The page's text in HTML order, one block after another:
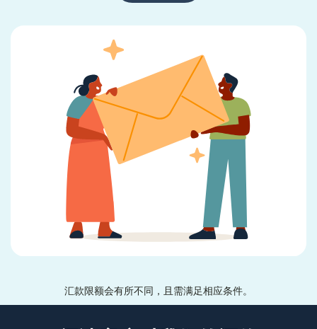
汇款限额会有所不同，且需满足相应条件。